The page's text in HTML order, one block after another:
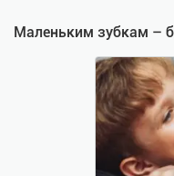
Маленьким зубкам –